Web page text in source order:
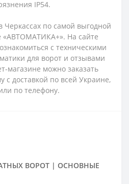
IP54.
Черкассах по самой выгодной
«АВТОМАТИКА+». На сайте
с техническими
для ворот и отзывами
магазине можно заказать
с доставкой по всей Украине,
по телефону.
ВОРОТ | ОСНОВНЫЕ